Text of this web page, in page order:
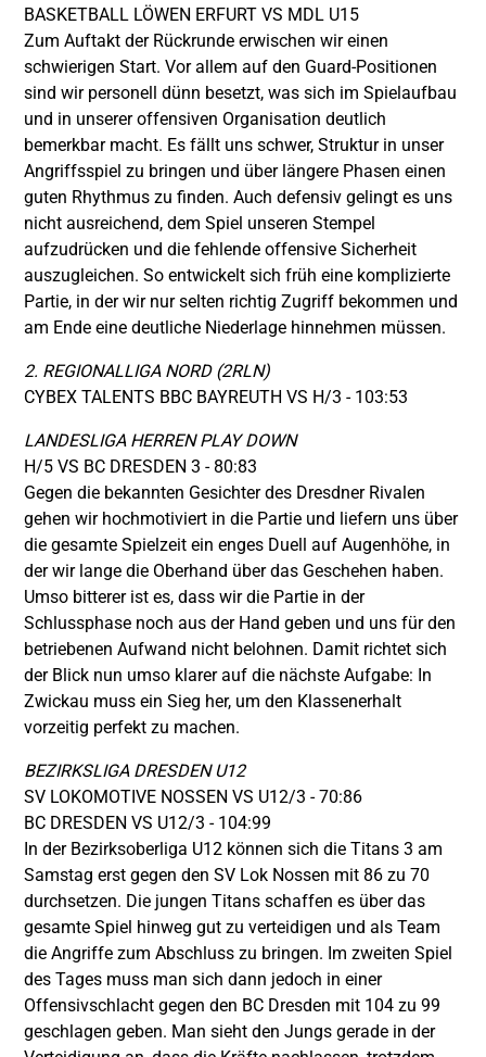
BASKETBALL LÖWEN ERFURT VS MDL U15
Zum Auftakt der Rückrunde erwischen wir einen
schwierigen Start. Vor allem auf den Guard-Positionen
sind wir personell dünn besetzt, was sich im Spielaufbau
und in unserer offensiven Organisation deutlich
bemerkbar macht. Es fällt uns schwer, Struktur in unser
Angriffsspiel zu bringen und über längere Phasen einen
guten Rhythmus zu finden. Auch defensiv gelingt es uns
nicht ausreichend, dem Spiel unseren Stempel
aufzudrücken und die fehlende offensive Sicherheit
auszugleichen. So entwickelt sich früh eine komplizierte
Partie, in der wir nur selten richtig Zugriff bekommen und
am Ende eine deutliche Niederlage hinnehmen müssen.
2. REGIONALLIGA NORD (2RLN)
CYBEX TALENTS BBC BAYREUTH VS H/3 - 103:53
LANDESLIGA HERREN PLAY DOWN
H/5 VS BC DRESDEN 3 - 80:83
Gegen die bekannten Gesichter des Dresdner Rivalen
gehen wir hochmotiviert in die Partie und liefern uns über
die gesamte Spielzeit ein enges Duell auf Augenhöhe, in
der wir lange die Oberhand über das Geschehen haben.
Umso bitterer ist es, dass wir die Partie in der
Schlussphase noch aus der Hand geben und uns für den
betriebenen Aufwand nicht belohnen. Damit richtet sich
der Blick nun umso klarer auf die nächste Aufgabe: In
Zwickau muss ein Sieg her, um den Klassenerhalt
vorzeitig perfekt zu machen.
BEZIRKSLIGA DRESDEN U12
SV LOKOMOTIVE NOSSEN VS U12/3 - 70:86
BC DRESDEN VS U12/3 - 104:99
In der Bezirksoberliga U12 können sich die Titans 3 am
Samstag erst gegen den SV Lok Nossen mit 86 zu 70
durchsetzen. Die jungen Titans schaffen es über das
gesamte Spiel hinweg gut zu verteidigen und als Team
die Angriffe zum Abschluss zu bringen. Im zweiten Spiel
des Tages muss man sich dann jedoch in einer
Offensivschlacht gegen den BC Dresden mit 104 zu 99
geschlagen geben. Man sieht den Jungs gerade in der